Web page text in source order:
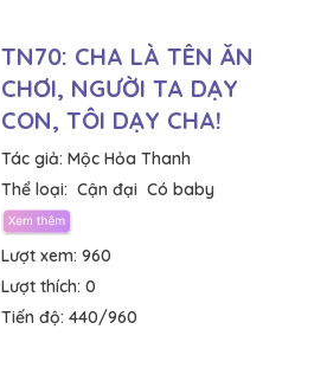
TN70: CHA LÀ TÊN ĂN
CHƠI, NGƯỜI TA DẠY
CON, TÔI DẠY CHA!
Tác giả: Mộc Hỏa Thanh
Thể loại: Cận đại Có baby
Lượt xem: 960
Lượt thích: 0
Tiến độ: 440/960